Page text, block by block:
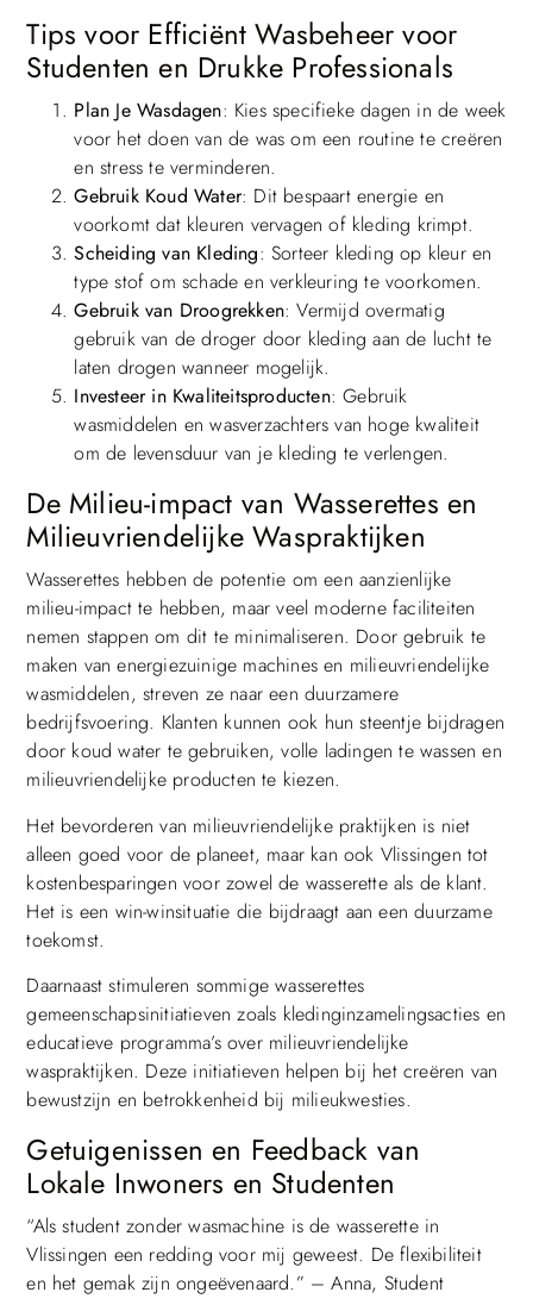
Tips voor Efficiënt Wasbeheer voor
Studenten en Drukke Professionals
Plan Je Wasdagen: Kies specifieke dagen in de week
voor het doen van de was om een routine te creëren
en stress te verminderen.
Gebruik Koud Water: Dit bespaart energie en
voorkomt dat kleuren vervagen of kleding krimpt.
Scheiding van Kleding: Sorteer kleding op kleur en
type stof om schade en verkleuring te voorkomen.
Gebruik van Droogrekken: Vermijd overmatig
gebruik van de droger door kleding aan de lucht te
laten drogen wanneer mogelijk.
Investeer in Kwaliteitsproducten: Gebruik
wasmiddelen en wasverzachters van hoge kwaliteit
om de levensduur van je kleding te verlengen.
De Milieu-impact van Wasserettes en
Milieuvriendelijke Waspraktijken
Wasserettes hebben de potentie om een aanzienlijke
milieu-impact te hebben, maar veel moderne faciliteiten
nemen stappen om dit te minimaliseren. Door gebruik te
maken van energiezuinige machines en milieuvriendelijke
wasmiddelen, streven ze naar een duurzamere
bedrijfsvoering. Klanten kunnen ook hun steentje bijdragen
door koud water te gebruiken, volle ladingen te wassen en
milieuvriendelijke producten te kiezen.
Het bevorderen van milieuvriendelijke praktijken is niet
alleen goed voor de planeet, maar kan ook Vlissingen tot
kostenbesparingen voor zowel de wasserette als de klant.
Het is een win-winsituatie die bijdraagt aan een duurzame
toekomst.
Daarnaast stimuleren sommige wasserettes
gemeenschapsinitiatieven zoals kledinginzamelingsacties en
educatieve programma’s over milieuvriendelijke
waspraktijken. Deze initiatieven helpen bij het creëren van
bewustzijn en betrokkenheid bij milieukwesties.
Getuigenissen en Feedback van
Lokale Inwoners en Studenten
“Als student zonder wasmachine is de wasserette in
Vlissingen een redding voor mij geweest. De flexibiliteit
en het gemak zijn ongeëvenaard.” – Anna, Student